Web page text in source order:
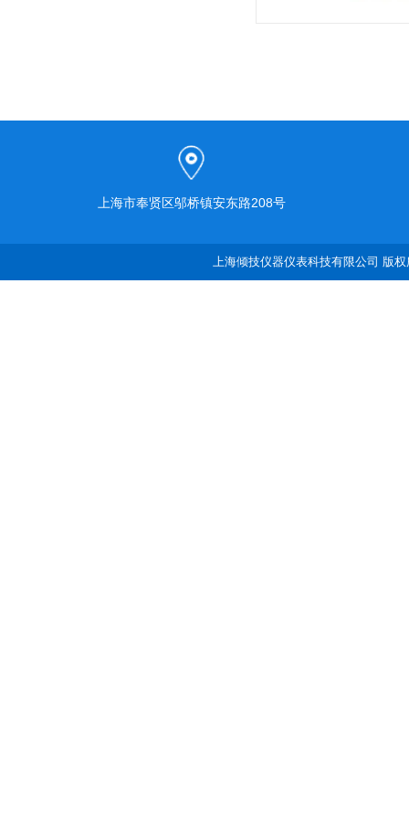
上海市奉贤区邬桥镇安东路208号
上海倾技仪器仪表科技有限公司 版